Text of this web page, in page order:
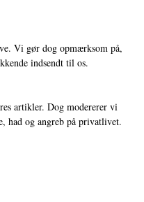
Vi gør dog opmærksom på,
indsendt til os.
artikler. Dog modererer vi
had og angreb på privatlivet.